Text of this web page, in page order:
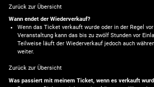
Zurück zur Übersicht
Wann endet der Wiederverkauf?
Wenn das Ticket verkauft wurde oder in der Regel
Veranstaltung kann das bis zu zwölf Stunden vor
Teilweise läuft der Wiederverkauf jedoch auch
weiter.
Zurück zur Übersicht
Was passiert mit meinem Ticket, wenn es verkauft